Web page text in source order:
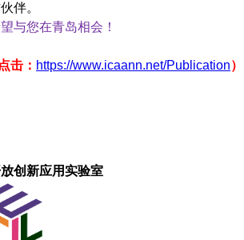
伴。
与您在青岛相会！
击： https://www.icaann.net/Publication）
创新应用实验室